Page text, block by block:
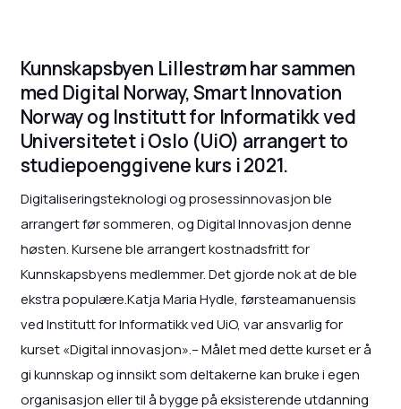
Kunnskapsbyen Lillestrøm har sammen
med Digital Norway, Smart Innovation
Norway og Institutt for Informatikk ved
Universitetet i Oslo (UiO) arrangert to
studiepoenggivene kurs i 2021.
Digitaliseringsteknologi og prosessinnovasjon ble
arrangert før sommeren, og Digital Innovasjon denne
høsten. Kursene ble arrangert kostnadsfritt for
Kunnskapsbyens medlemmer. Det gjorde nok at de ble
ekstra populære.Katja Maria Hydle, førsteamanuensis
ved Institutt for Informatikk ved UiO, var ansvarlig for
kurset «Digital innovasjon».– Målet med dette kurset er å
gi kunnskap og innsikt som deltakerne kan bruke i egen
organisasjon eller til å bygge på eksisterende utdanning